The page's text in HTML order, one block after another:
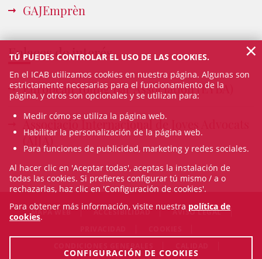
GAJEmprèn
Enlaces de interés
European Young Bar Association (EYBA)
Associació Internacional de Joves Advocats
(AIJA)
MAPA WEB ACCESIBILIDAD
AVISO LEGAL
TÚ PUEDES CONTROLAR EL USO DE LAS COOKIES.
En el ICAB utilizamos cookies en nuestra página. Algunas son
estrictamente necesarias para el funcionamiento de la
página, y otros son opcionales y se utilizan para:
Medir cómo se utiliza la página web.
Habilitar la personalización de la página web.
Para funciones de publicidad, marketing y redes sociales.
Al hacer clic en 'Aceptar todas', aceptas la instalación de
todas las cookies. Si prefieres configurar tú mismo / a o
rechazarlas, haz clic en 'Configuración de cookies'.
Para obtener más información, visite nuestra política de
cookies.
CONFIGURACIÓN DE COOKIES
×